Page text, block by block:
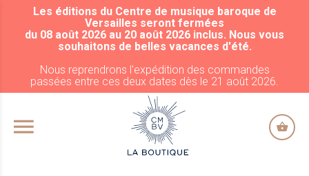
ALLER AU CONTENU PRINCIPAL
Les éditions du Centre de musique baroque de
Versailles seront fermées
du 08 août 2026 au 20 août 2026 inclus. Nous vous
souhaitons de belles vacances d'été.
Nous reprendrons l'expédition des commandes
passées entre ces deux dates dès le 21 août 2026.